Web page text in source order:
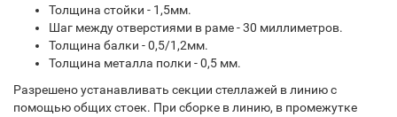
Толщина стойки - 1,5мм.
Шаг между отверстиями в раме - 30 миллиметров.
Толщина балки - 0,5/1,2мм.
Толщина металла полки - 0,5 мм.
Разрешено устанавливать секции стеллажей в линию с
помощью общих стоек. При сборке в линию, в промежутке